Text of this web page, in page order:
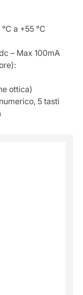
a +55 °C
– Max 100mA
ottica)
5 tasti